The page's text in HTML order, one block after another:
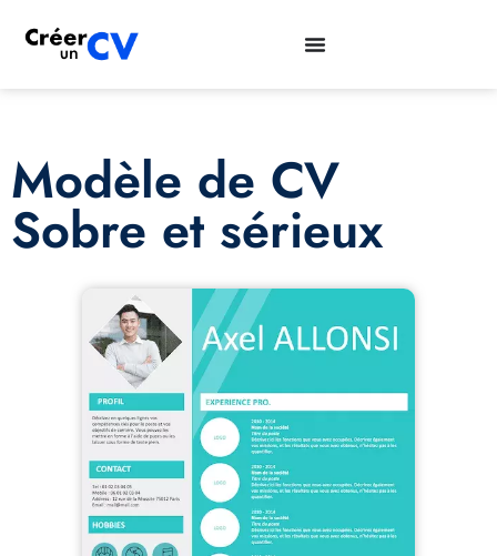
Modèle de CV
Sobre et sérieux